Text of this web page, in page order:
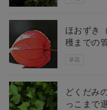
草花
ほおずき
穫までの
どくだみ
っこまで